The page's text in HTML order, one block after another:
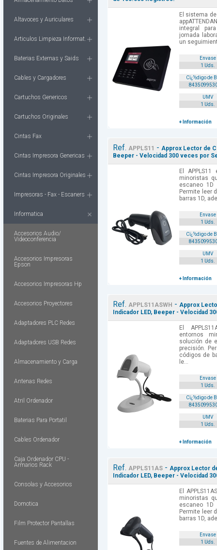
Altavoces y Auriculares
Articulos Limpieza Informat.
Baterias Externas y Saids
Cables y Cargadores
Cartuchos Genericos
Cartuchos Originales
Cintas Fax
Cintas Impresora Genericas
Cintas Impresora Originales
Impresoras - Fax - Escaners
Informatica
Accesorios Audio/
Videoconferencia
Accesorios Impresoras
Epson
Accesorios Impresoras Hp
Accesorios Proyectores
Adaptadores PLC Redes
Adaptadores USB Redes
Almacenamiento y Carga
Antenas Redes
Atril Ordenador
Baterias Para Portatil
Cables Ordenador
Caja Ordenador CPU -
Armarios Rack
Consolas y Accesorios
Domotica
Film Protector Pantallas
Fuentes de Alimentacion
El sistema
integral
jornada
un
Envase
1 Uds.
Cï¿½digo de
UMV
1 Uds.
+ Información
Ref. APPLS11 - Approx Lector de
Beeper - Velocidad 300 veces por
El
minoristas
escaneo 1D
Permite leer
barras 1D,
Envase
1 Uds.
Cï¿½digo de
UMV
1 Uds.
+ Información
Ref. APPLS11ASWH - Approx
Indicador LED, Beeper - Velocidad
El
entornos
solución de
precisión.
códigos de
le...
Envase
1 Uds.
Cï¿½digo de
UMV
1 Uds.
+ Información
Ref. APPLS11AS - Approx Lector
Indicador LED, Beeper - Velocidad
El
minoristas
escaneo 1D
Permite leer
barras 1D,
Envase
1 Uds.